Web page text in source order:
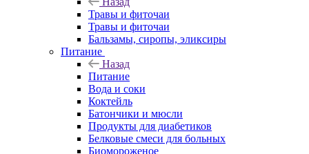
Травы и фиточаи
Травы и фиточаи
Бальзамы, сиропы, эликсиры
Питание
Назад
Питание
Вода и соки
Коктейль
Батончики и мюсли
Продукты для диабетиков
Белковые смеси для больных
Биомороженое